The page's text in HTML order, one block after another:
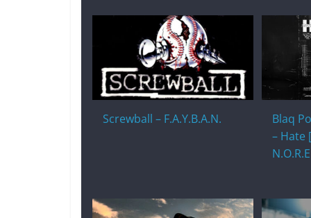
Screwball – F.A.Y.B.A.N.
Blaq
– Hate